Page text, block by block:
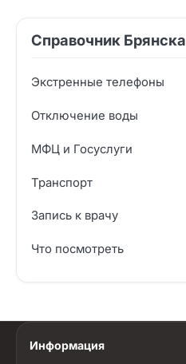
Справочник Брянска
Экстренные телефоны
Отключение воды
МФЦ и Госуслуги
Транспорт
Запись к врачу
Что посмотреть
Информация